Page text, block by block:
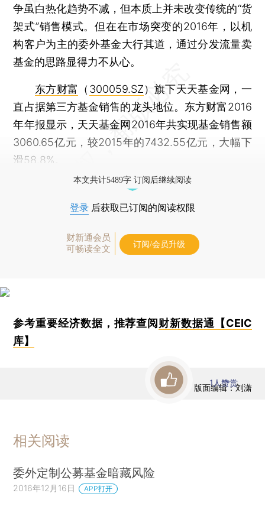
争虽白热化趋势不减，但本质上并未改变传统的“货
架式”销售模式。但在在市场突变的2016年，以机
构客户为主的委外基金大行其道，通过分发流量卖
基金的思路显得力不从心。
东方财富 （ 300059.SZ）旗下天天基金网，一
直占据第三方基金销售的龙头地位。东方财富2016
年年报显示，天天基金网2016年共实现基金销售额
3060.65亿元，较2015年的7432.55亿元，大幅下
滑58.8%。
本文共计5489字 订阅后继续阅读
登录 后获取已订阅的阅读权限
财新通会员
可畅读全文
订阅/会员升级
参考重要经济数据，推荐查阅 财新数据通【CEIC
库】
版面编辑：刘潇
1人赞赏
相关阅读
委外定制公募基金暗藏风险
2016年12月16日 APP打开